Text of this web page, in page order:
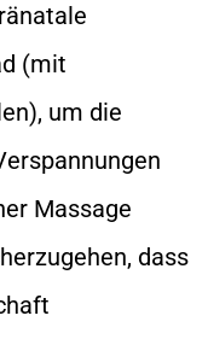
(mit
um die
Massage
dass